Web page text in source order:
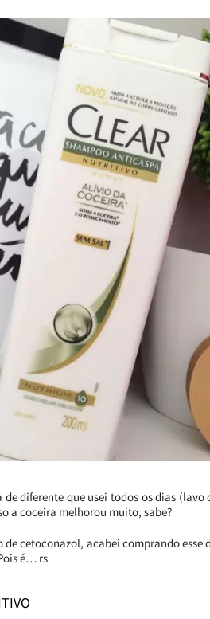
diferente que usei todos os dias
a coceira melhorou muito, sabe?
cetoconazol, acabei comprando esse
é… rs